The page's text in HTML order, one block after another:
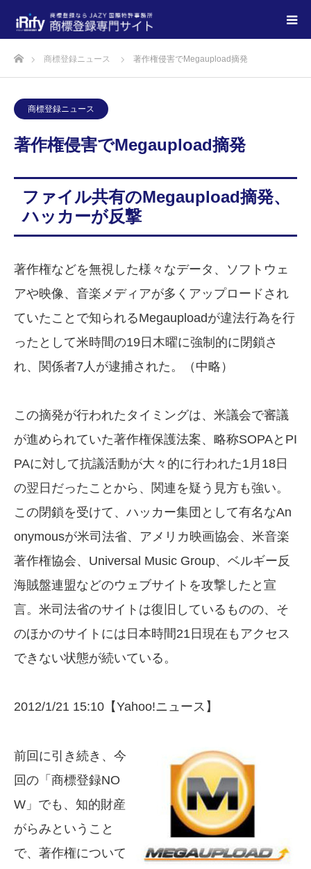
商標登録ニュース 著作権侵害でMegaupload摘発
商標登録ニュース
著作権侵害でMegaupload摘発
ファイル共有のMegaupload摘発、
ハッカーが反撃
著作権などを無視した様々なデータ、ソフトウェ
アや映像、音楽メディアが多くアップロードされ
ていたことで知られるMegauploadが違法行為を行
ったとして米時間の19日木曜に強制的に閉鎖さ
れ、関係者7人が逮捕された。（中略）
この摘発が行われたタイミングは、米議会で審議
が進められていた著作権保護法案、略称SOPAとPI
PAに対して抗議活動が大々的に行われた1月18日
の翌日だったことから、関連を疑う見方も強い。
この閉鎖を受けて、ハッカー集団として有名なAn
onymousが米司法省、アメリカ映画協会、米音楽
著作権協会、Universal Music Group、ベルギー反
海賊盤連盟などのウェブサイトを攻撃したと宣
言。米司法省のサイトは復旧しているものの、そ
のほかのサイトには日本時間21日現在もアクセス
できない状態が続いている。
2012/1/21 15:10【Yahoo!ニュース】
前回に引き続き、今
回の「商標登録NO
W」でも、知的財産
がらみということ
で、著作権について